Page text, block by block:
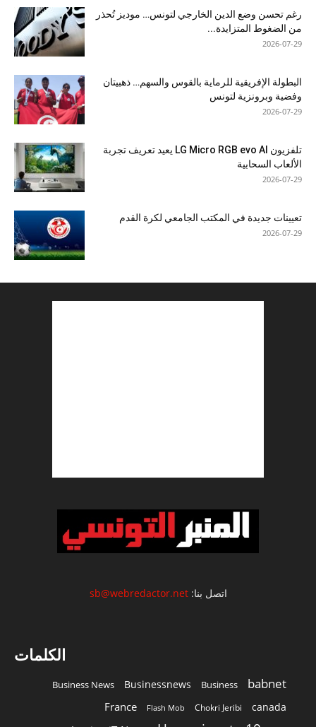
رغم تحسن وضع الدين الخارجي لتونس… موديز تُحذر
من الضغوط المتزايدة...
2026-07-29
البطولة الإفريقية للرماية بالقوس والسهم… ذهبيتان
وفضية وبرونزية لتونس
2026-07-29
تلفزيون LG Micro RGB evo AI يعيد تعريف تجربة
الألعاب السحابية
2026-07-29
تعيينات جديدة في المكتب الجامعي لكرة القدم
2026-07-29
اتصل بنا:sb@webredactor.net
الكلمات
babnet
Business
Businessnews
Business News
canada
Chokri Jeribi
Flash Mob
France